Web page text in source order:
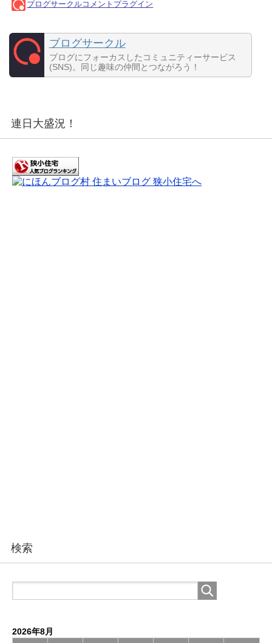
ブログサークル
ブログにフォーカスしたコミュニティーサービス
(SNS)。同じ趣味の仲間とつながろう！
連日大盛況！
検索
2026年8月